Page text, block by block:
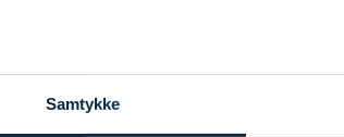
Samtykke